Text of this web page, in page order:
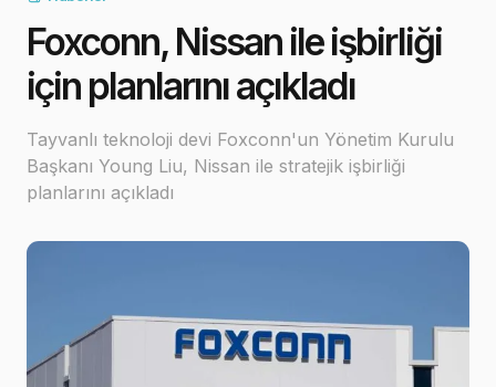
Foxconn, Nissan ile işbirliği
için planlarını açıkladı
Tayvanlı teknoloji devi Foxconn'un Yönetim Kurulu
Başkanı Young Liu, Nissan ile stratejik işbirliği
planlarını açıkladı